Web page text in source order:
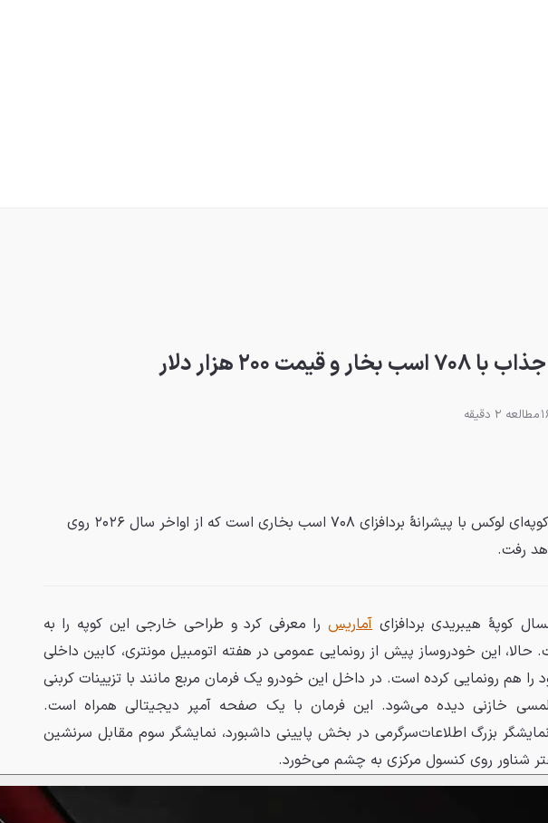
۲۰۰ هزار دلار
مطالعه 2 دقیقه
کارما آماریس کوپه‌ای لوکس با پیشرانهٔ بردافزای ۷۰۸ اسب بخاری است که از اواخر سال ۲۰۲۶ روی
رفت.
کوپهٔ هیبریدی بردافزای آماریسرا معرفی کرد و طراحی خارجی این کوپه را به
این خودروساز پیش از رونمایی عمومی در هفته اتومبیل مونتری، کابین داخلی
را هم رونمایی کرده است. در داخل این خودرو یک فرمان مربع مانند با تزیینات کربنی
خازنی دیده می‌شود. این فرمان با یک صفحه آمپر دیجیتالی همراه است.
بزرگ اطلاعات‌سرگرمی در بخش پایینی داشبورد، نمایشگر سوم مقابل سرنشین
شناور روی کنسول مرکزی به چشم می‌خورد.